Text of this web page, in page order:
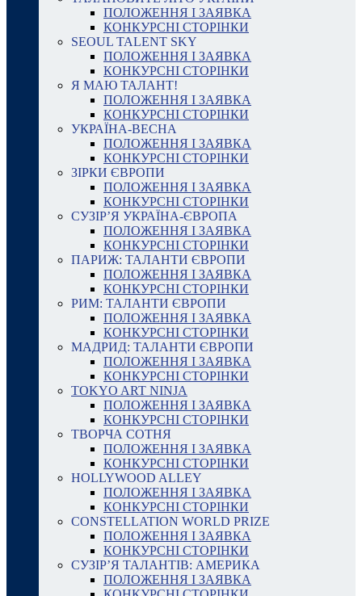
ПОЛОЖЕННЯ І ЗАЯВКА
КОНКУРСНІ СТОРІНКИ
SEOUL TALENT SKY
ПОЛОЖЕННЯ І ЗАЯВКА
КОНКУРСНІ СТОРІНКИ
Я МАЮ ТАЛАНТ!
ПОЛОЖЕННЯ І ЗАЯВКА
КОНКУРСНІ СТОРІНКИ
УКРАЇНА-ВЕСНА
ПОЛОЖЕННЯ І ЗАЯВКА
КОНКУРСНІ СТОРІНКИ
ЗІРКИ ЄВРОПИ
ПОЛОЖЕННЯ І ЗАЯВКА
КОНКУРСНІ СТОРІНКИ
СУЗІР’Я УКРАЇНА-ЄВРОПА
ПОЛОЖЕННЯ І ЗАЯВКА
КОНКУРСНІ СТОРІНКИ
ПАРИЖ: ТАЛАНТИ ЄВРОПИ
ПОЛОЖЕННЯ І ЗАЯВКА
КОНКУРСНІ СТОРІНКИ
РИМ: ТАЛАНТИ ЄВРОПИ
ПОЛОЖЕННЯ І ЗАЯВКА
КОНКУРСНІ СТОРІНКИ
МАДРИД: ТАЛАНТИ ЄВРОПИ
ПОЛОЖЕННЯ І ЗАЯВКА
КОНКУРСНІ СТОРІНКИ
TOKYO ART NINJA
ПОЛОЖЕННЯ І ЗАЯВКА
КОНКУРСНІ СТОРІНКИ
ТВОРЧА СОТНЯ
ПОЛОЖЕННЯ І ЗАЯВКА
КОНКУРСНІ СТОРІНКИ
HOLLYWOOD ALLEY
ПОЛОЖЕННЯ І ЗАЯВКА
КОНКУРСНІ СТОРІНКИ
CONSTELLATION WORLD PRIZE
ПОЛОЖЕННЯ І ЗАЯВКА
КОНКУРСНІ СТОРІНКИ
СУЗІР’Я ТАЛАНТІВ: АМЕРИКА
ПОЛОЖЕННЯ І ЗАЯВКА